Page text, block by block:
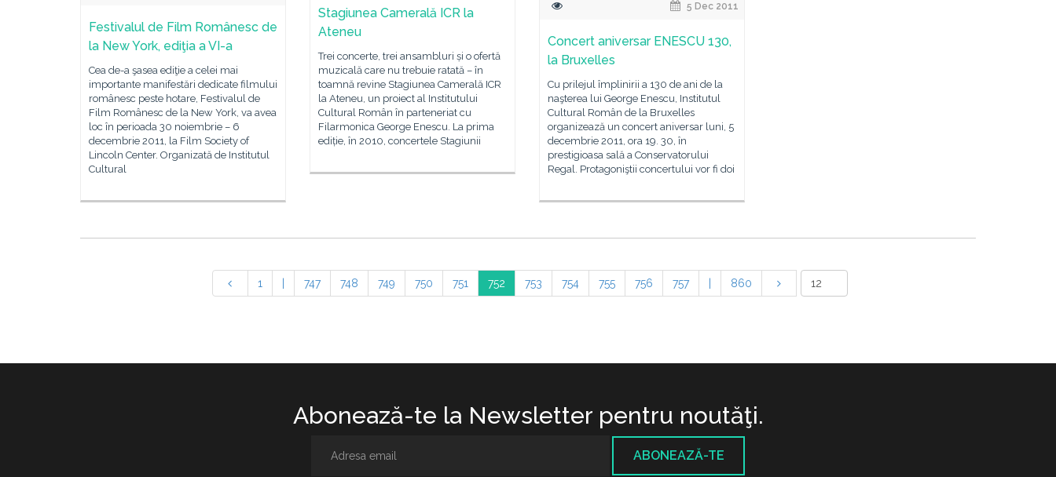
Stagiunea Camerală ICR la
Ateneu
Trei concerte, trei ansambluri și o ofertă
muzicală care nu trebuie ratată – în
toamnă revine Stagiunea Camerală ICR
la Ateneu, un proiect al Institutului
Cultural Român în parteneriat cu
Filarmonica George Enescu. La prima
ediție, în 2010, concertele Stagiunii
Festivalul de Film Românesc de
la New York, ediţia a VI-a
Cea de-a şasea ediţie a celei mai
importante manifestări dedicate filmului
românesc peste hotare, Festivalul de
Film Românesc de la New York, va avea
loc în perioada 30 noiembrie – 6
decembrie 2011, la Film Society of
Lincoln Center. Organizată de Institutul
Cultural
5 Dec 2011
Concert aniversar ENESCU 130,
la Bruxelles
Cu prilejul împlinirii a 130 de ani de la
naşterea lui George Enescu, Institutul
Cultural Român de la Bruxelles
organizează un concert aniversar luni, 5
decembrie 2011, ora 19. 30, în
prestigioasa sală a Conservatorului
Regal. Protagoniştii concertului vor fi doi
1 747 748 749 750 751 752 753 754 755 756 757 860
Abonează-te la Newsletter pentru noutăţi.
ABONEAZĂ-TE